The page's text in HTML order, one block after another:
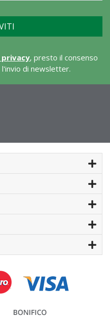
, presto il consenso
di newsletter.